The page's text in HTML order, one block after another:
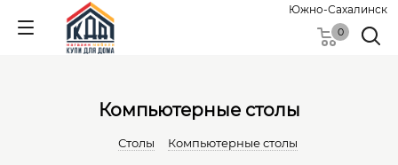
Южно-Сахалинск
0
Компьютерные столы
Столы Компьютерные столы